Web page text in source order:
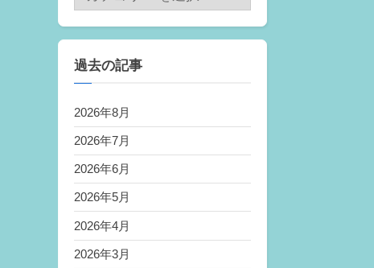
過去の記事
2026年8月
2026年7月
2026年6月
2026年5月
2026年4月
2026年3月